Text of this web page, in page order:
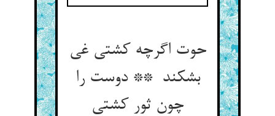
حوت اگرچه کشتی غی
بشکند ** دوست را
چون ثور کشتی